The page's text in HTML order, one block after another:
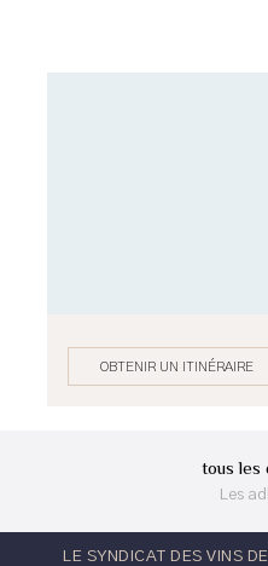
OBTENIR UN ITINÉRAIRE
tous les
Les
LE SYNDICAT DES VINS